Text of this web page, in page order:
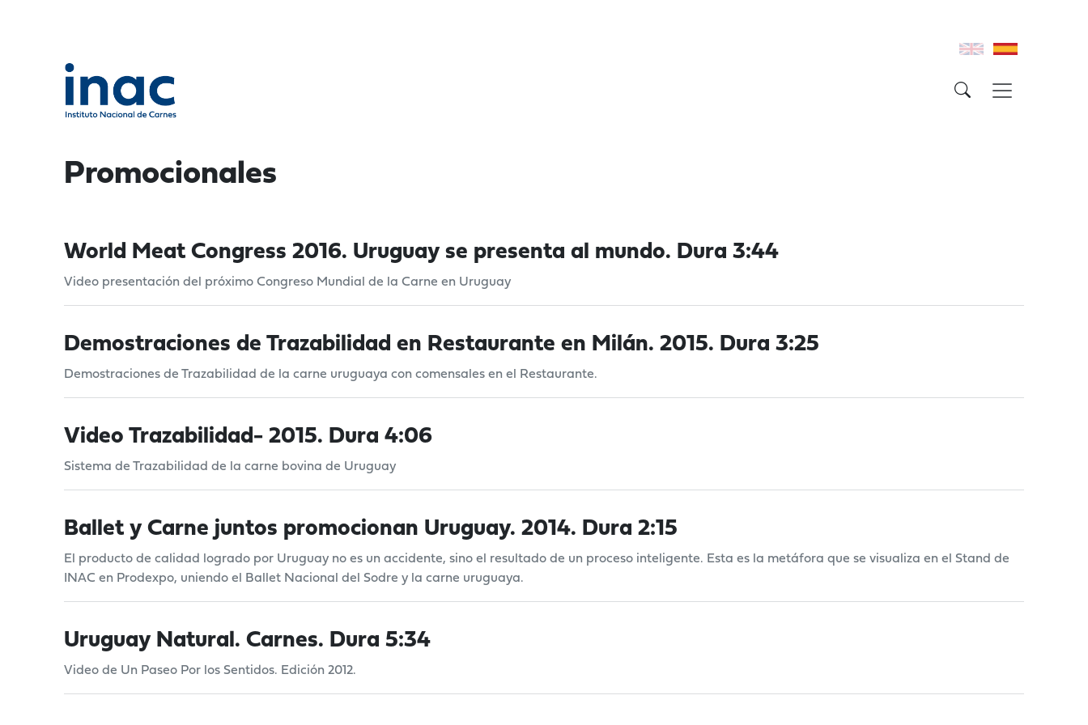
Promocionales
World Meat Congress 2016. Uruguay se presenta al mundo. Dura 3:44
Video presentación del próximo Congreso Mundial de la Carne en Uruguay
Demostraciones de Trazabilidad en Restaurante en Milán. 2015. Dura 3:25
Demostraciones de Trazabilidad de la carne uruguaya con comensales en el Restaurante.
Video Trazabilidad- 2015. Dura 4:06
Sistema de Trazabilidad de la carne bovina de Uruguay
Ballet y Carne juntos promocionan Uruguay. 2014. Dura 2:15
El producto de calidad logrado por Uruguay no es un accidente, sino el resultado de un proceso inteligente. Esta es la metáfora que se visualiza en el Stand de
INAC en Prodexpo, uniendo el Ballet Nacional del Sodre y la carne uruguaya.
Uruguay Natural. Carnes. Dura 5:34
Video de Un Paseo Por los Sentidos. Edición 2012.